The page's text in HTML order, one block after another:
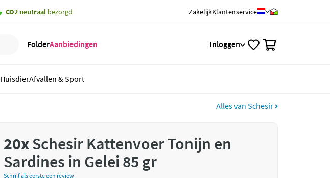
CO2 neutraal bezorgd ZakelijkKlantenservice
FolderAanbiedingen Inloggen
HuisdierAfvallen & Sport
Alles van Schesir
20xSchesir Kattenvoer Tonijn en
Sardines in Gelei 85 gr
Schrijf als eerste een review